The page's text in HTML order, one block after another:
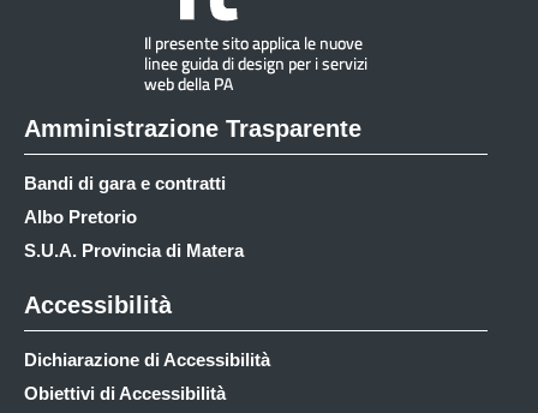
Amministrazione Trasparente
Bandi di gara e contratti
Albo Pretorio
S.U.A. Provincia di Matera
Accessibilità
Dichiarazione di Accessibilità
Obiettivi di Accessibilità